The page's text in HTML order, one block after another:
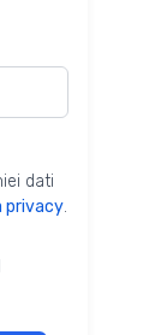
dati
privacy.